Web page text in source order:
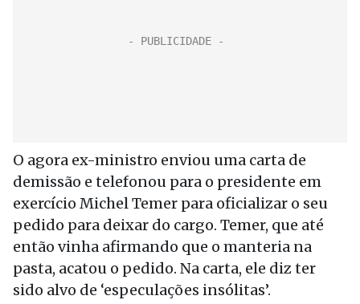
O agora ex-ministro enviou uma carta de
demissão e telefonou para o presidente em
exercício Michel Temer para oficializar o seu
pedido para deixar do cargo. Temer, que até
então vinha afirmando que o manteria na
pasta, acatou o pedido. Na carta, ele diz ter
sido alvo de ‘especulações insólitas’.